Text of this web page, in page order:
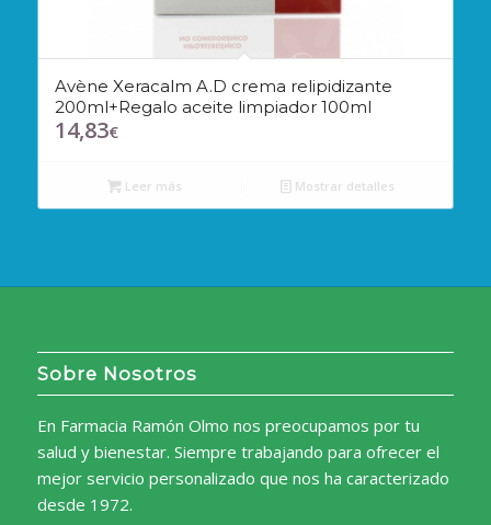
Avène Xeracalm A.D crema relipidizante
200ml+Regalo aceite limpiador 100ml
14,83€
Leer más Mostrar detalles
Sobre Nosotros
En Farmacia Ramón Olmo nos preocupamos por tu
salud y bienestar. Siempre trabajando para ofrecer el
mejor servicio personalizado que nos ha caracterizado
desde 1972.